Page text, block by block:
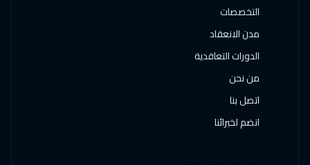
التخصصات
مدن الانعقاد
الدورات التعاقدية
من نحن
اتصل بنا
انضم لخبرائنا